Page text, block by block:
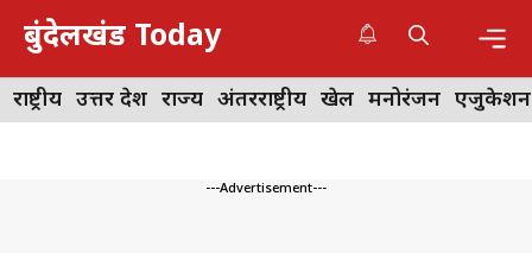
Skip
content
बुंदेलखंड Today
राष्ट्रीय उत्तर प्रदेश राज्य अंतरराष्ट्रीय खेल मनोरंजन एजुकेशन
---Advertisement---